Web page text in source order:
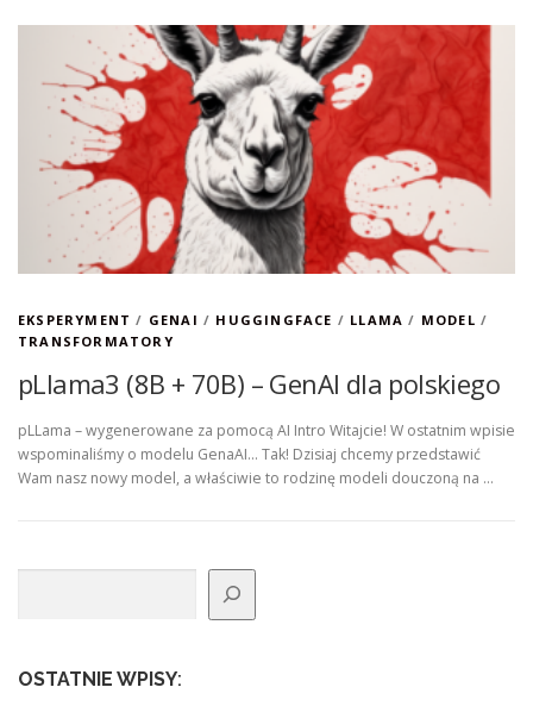
EKSPERYMENT / GENAI / HUGGINGFACE / LLAMA / MODEL /
TRANSFORMATORY
pLlama3 (8B + 70B) – GenAI dla polskiego
pLLama – wygenerowane za pomocą AI Intro Witajcie! W ostatnim wpisie
wspominaliśmy o modelu GenaAI… Tak! Dzisiaj chcemy przedstawić
Wam nasz nowy model, a właściwie to rodzinę modeli douczoną na …
OSTATNIE WPISY: